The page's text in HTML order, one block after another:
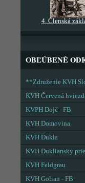
4. Členská
OBĽÚBENÉ
**Združenie KVH
KVH Červená
KVPH Dojč - FB
KVH Domovina
KVH Dukla
KVH Dukliansky
KVH Feldgrau
KVH Golian - FB